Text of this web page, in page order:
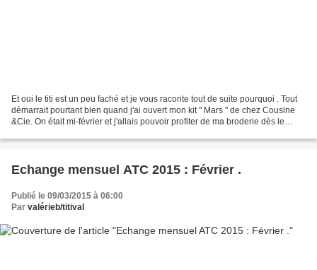
Et oui le titi est un peu faché et je vous raconte tout de suite pourquoi . Tout
démarrait pourtant bien quand j'ai ouvert mon kit " Mars " de chez Cousine
&Cie. On était mi-février et j'allais pouvoir profiter de ma broderie dès le
Echange mensuel ATC 2015 : Février .
Publié le 09/03/2015 à 06:00
Par valérieb/titival